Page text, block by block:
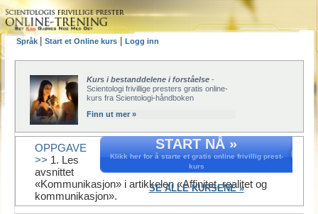
Språk Start et Online kurs Logg inn
Kurs i bestanddelene i forståelse -
Scientologi frivillige presters gratis online-
kurs fra Scientologi-håndboken
Finn ut mer »
START NÅ »
Klikk her for å starte et gratis online frivillig prest-
kurs
SE ALLE KURSENE »
OPPGAVE
>> 1. Les
avsnittet
«Kommunikasjon» i artikkelen «Affinitet, realitet og
kommunikasjon».